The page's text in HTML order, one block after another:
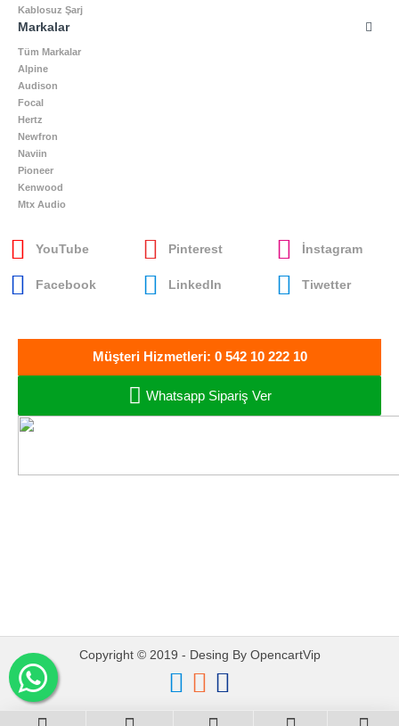
Kablosuz Şarj
Markalar
Tüm Markalar
Alpine
Audison
Focal
Hertz
Newfron
Naviin
Pioneer
Kenwood
Mtx Audio
YouTube Pinterest İnstagram
Facebook LinkedIn Tiwetter
Müşteri Hizmetleri: 0 542 10 222 10
Whatsapp Sipariş Ver
Copyright © 2019 - Desing By OpencartVip